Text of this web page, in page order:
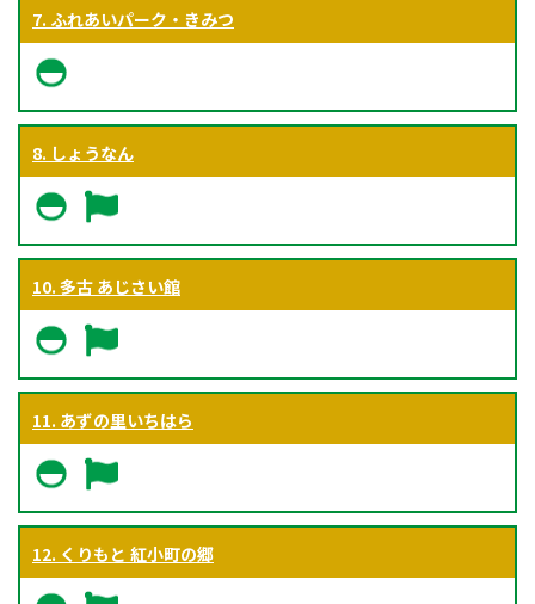
7. ふれあいパーク・きみつ
8. しょうなん
10. 多古 あじさい館
11. あずの里いちはら
12. くりもと 紅小町の郷